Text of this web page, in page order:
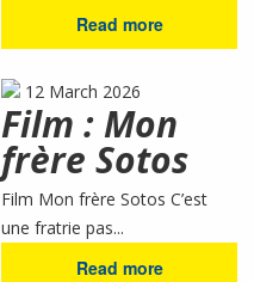
Read more
12 March 2026
Film : Mon
frère Sotos
Film Mon frère Sotos C’est
une fratrie pas...
Read more